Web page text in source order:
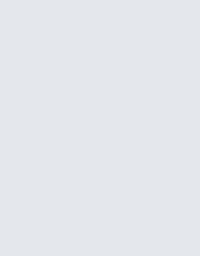
pyöreä
tuotemerkiltä